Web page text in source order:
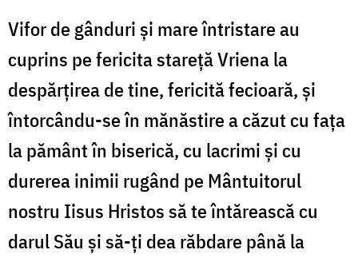
Vifor de gânduri şi mare întristare au
cuprins pe fericita stareţă Vriena la
despărţirea de tine, fericită fecioară, şi
întorcându-se în mănăstire a căzut cu faţa
la pământ în biserică, cu lacrimi şi cu
durerea inimii rugând pe Mântuitorul
nostru Iisus Hristos să te întărească cu
darul Său şi să-ţi dea răbdare până la